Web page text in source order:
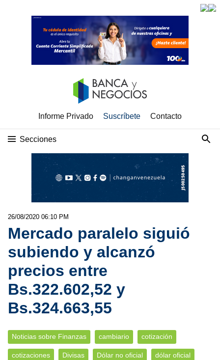
Informe Privado Suscríbete Contacto
Secciones
26/08/2020 06:10 PM
Mercado paralelo siguió
subiendo y alcanzó
precios entre
Bs.322.602,52 y
Bs.324.663,55
Noticias sobre Finanzas cambiario cotización
cotizaciones Divisas Dólar no oficial dólar oficial